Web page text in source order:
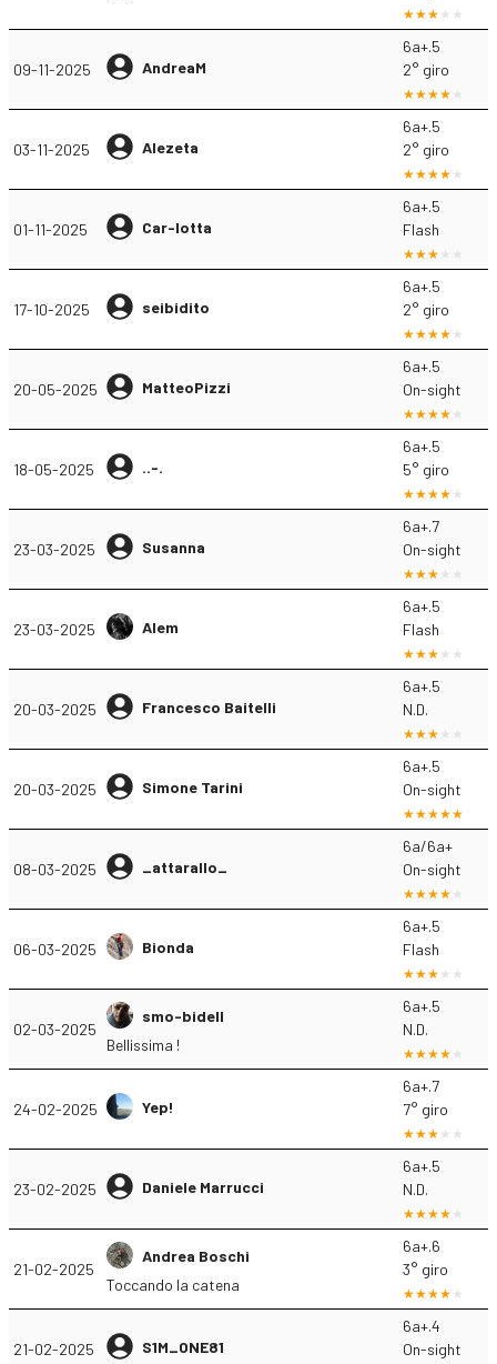
09-11-2025 AndreaM
6a+.5
2° giro
03-11-2025 Alezeta
6a+.5
2° giro
01-11-2025 Car-lotta
6a+.5
Flash
17-10-2025 seibidito
6a+.5
2° giro
20-05-2025 MatteoPizzi
6a+.5
On-sight
18-05-2025 ..-.
6a+.5
5° giro
23-03-2025 Susanna
6a+.7
On-sight
23-03-2025 Alem
6a+.5
Flash
20-03-2025 Francesco Baitelli
6a+.5
N.D.
20-03-2025 Simone Tarini
6a+.5
On-sight
08-03-2025 _attarallo_
6a/6a+
On-sight
06-03-2025 Bionda
6a+.5
Flash
02-03-2025
smo-bidell
Bellissima !
6a+.5
N.D.
24-02-2025 Yep!
6a+.7
7° giro
23-02-2025 Daniele Marrucci
6a+.5
N.D.
21-02-2025
Andrea Boschi
Toccando la catena
6a+.6
3° giro
21-02-2025 S1M_ONE81
6a+.4
On-sight